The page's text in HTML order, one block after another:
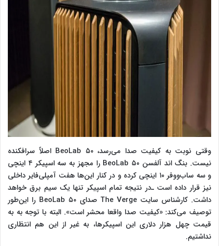
وقتی نوبت به کیفیت صدا می‌رسد، BeoLab ۵۰ اصلاً سرافکنده
نیست. بنگ اند آلفسن BeoLab ۵۰ را مجهز به سه اسپیکر ۴ اینچی
و سه ساب‌ووفر ۱۰ اینچی کرده و در کنار این‌ها هفت آمپلی‌فایر داخلی
نیز قرار داده است ـ‌در نتیجه تمام اسپیکر تنها یک سیم برق خواهد
داشت. کارشناس سایت The Verge صدای BeoLab ۵۰ را این‌طور
توصیف می‌کند: «کیفیت صدا واقعا محشر است». البته با توجه به به
قیمت چهل هزار دلاری این اسپیکرها، به غیر از این هم انتظاری
نداشتیم.